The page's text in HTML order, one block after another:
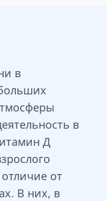
в
в
Д
от
В них, в